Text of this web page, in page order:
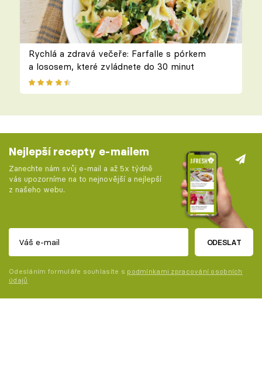
Rychlá a zdravá večeře: Farfalle s pórkem
a lososem, které zvládnete do 30 minut
Nejlepší recepty e-mailem
Zanechte nám svůj e-mail a až 5x týdně
vás upozorníme na to nejnovější a nejlepší
z našeho webu.
ODESLAT
Odesláním formuláře souhlasíte s podmínkami zpracování osobních
údajů